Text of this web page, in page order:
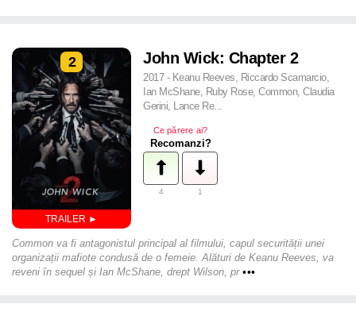
2 John Wick: Chapter 2
2017 - Keanu Reeves, Riccardo Scamarcio,
Ian McShane, Ruby Rose, Common, Claudia
Gerini, Lance Re...
Ce părere ai?
Recomanzi?
4 1
Common va fi antagonistul principal al filmului, capul securității unei
organizații mafiote condusă de o femeie. Alături de Keanu Reeves, va
reveni în sequel și Ian McShane, drept Wilson, pr •••